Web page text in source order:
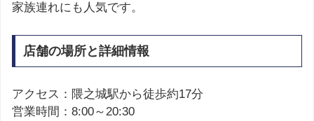
家族連れにも人気です。
店舗の場所と詳細情報
アクセス：隈之城駅から徒歩約17分
営業時間：8:00～20:30